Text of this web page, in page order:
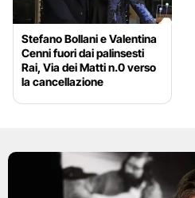
Stefano Bollani e Valentina
Cenni fuori dai palinsesti
Rai, Via dei Matti n.0 verso
la cancellazione